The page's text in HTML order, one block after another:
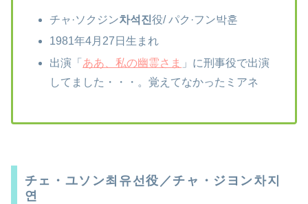
チャ·ソクジン차석진役/ パク·フン박훈
1981年4月27日生まれ
出演 「 ああ、私の幽霊さま 」に刑事役で出演
してました・・・。覚えてなかったミアネ
チェ・ユソン최유선役／チャ・ジヨン차지
연